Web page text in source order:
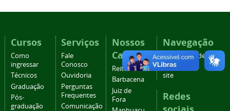
Cursos
Como
ingressar
Técnicos
Graduação
Pós-
graduação
Serviços
Fale
Conosco
Ouvidoria
Perguntas
Frequentes
Comunicação
Nossos
Campi
Reitoria
Barbacena
Juiz de
Fora
Navegação
Acessibilidade
Mapa do
site
Redes